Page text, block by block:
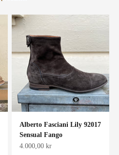
Alberto Fasciani Lily 92017
Sensual Fango
Salgspris
4.000,00 kr